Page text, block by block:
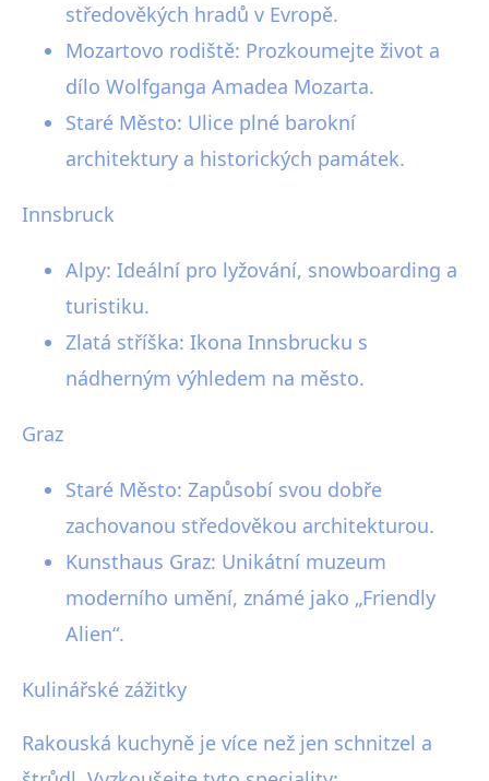
středověkých hradů v Evropě.
Mozartovo rodiště: Prozkoumejte život a
dílo Wolfganga Amadea Mozarta.
Staré Město: Ulice plné barokní
architektury a historických památek.
Innsbruck
Alpy: Ideální pro lyžování, snowboarding a
turistiku.
Zlatá stříška: Ikona Innsbrucku s
nádherným výhledem na město.
Graz
Staré Město: Zapůsobí svou dobře
zachovanou středověkou architekturou.
Kunsthaus Graz: Unikátní muzeum
moderního umění, známé jako „Friendly
Alien“.
Kulinářské zážitky
Rakouská kuchyně je více než jen schnitzel a